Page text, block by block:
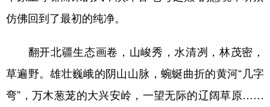
仿佛回到了最初的纯净。
翻开北疆生态画卷，山峻秀，水清冽，林茂密，
草遍野。雄壮巍峨的阴山山脉，蜿蜒曲折的黄河“几字
弯”，万木葱茏的大兴安岭，一望无际的辽阔草原……